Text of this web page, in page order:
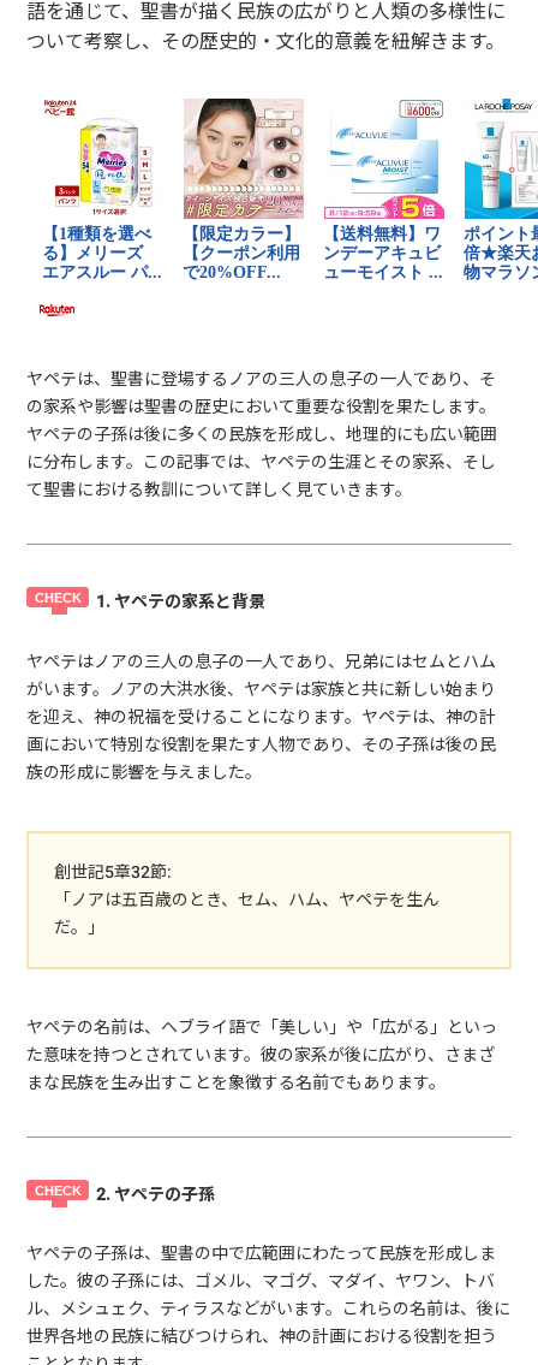
語を通じて、聖書が描く民族の広がりと人類の多様性に
ついて考察し、その歴史的・文化的意義を紐解きます。
ヤペテは、聖書に登場するノアの三人の息子の一人であり、そ
の家系や影響は聖書の歴史において重要な役割を果たします。
ヤペテの子孫は後に多くの民族を形成し、地理的にも広い範囲
に分布します。この記事では、ヤペテの生涯とその家系、そし
て聖書における教訓について詳しく見ていきます。
1. ヤペテの家系と背景
ヤペテはノアの三人の息子の一人であり、兄弟にはセムとハム
がいます。ノアの大洪水後、ヤペテは家族と共に新しい始まり
を迎え、神の祝福を受けることになります。ヤペテは、神の計
画において特別な役割を果たす人物であり、その子孫は後の民
族の形成に影響を与えました。
創世記5章32節:
「ノアは五百歳のとき、セム、ハム、ヤペテを生ん
だ。」
ヤペテの名前は、ヘブライ語で「美しい」や「広がる」といっ
た意味を持つとされています。彼の家系が後に広がり、さまざ
まな民族を生み出すことを象徴する名前でもあります。
2. ヤペテの子孫
ヤペテの子孫は、聖書の中で広範囲にわたって民族を形成しま
した。彼の子孫には、ゴメル、マゴグ、マダイ、ヤワン、トバ
ル、メシュェク、ティラスなどがいます。これらの名前は、後に
世界各地の民族に結びつけられ、神の計画における役割を担う